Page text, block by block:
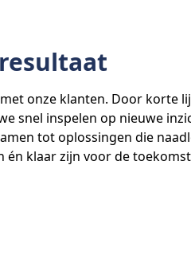
onze klanten. Door korte
snel inspelen op nieuwe
tot oplossingen die
én klaar zijn voor de